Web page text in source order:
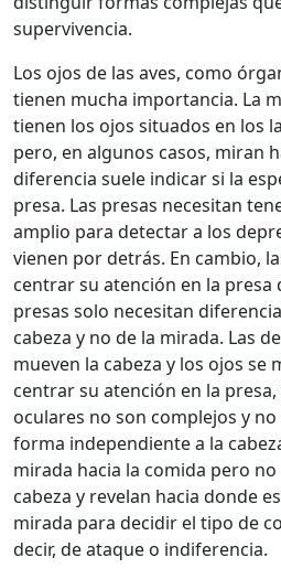
supervivencia.
Los ojos de las aves, como
tienen mucha importancia. La
tienen los ojos situados en los
pero, en algunos casos, miran
diferencia suele indicar si la
presa. Las presas necesitan
amplio para detectar a los
vienen por detrás. En cambio,
centrar su atención en la presa
presas solo necesitan
cabeza y no de la mirada. Las
mueven la cabeza y los ojos se
centrar su atención en la
oculares no son complejos y
forma independiente a la
mirada hacia la comida pero
cabeza y revelan hacia donde
mirada para decidir el tipo de
decir, de ataque o indiferencia.